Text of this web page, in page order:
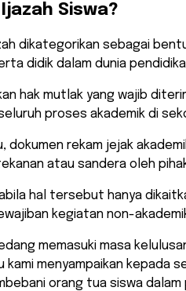
Siswa?
dikategorikan sebagai
didik dalam dunia
hak mutlak yang wajib
proses akademik di
dokumen rekam jejak
atau sandera oleh
hal tersebut hanya
kegiatan non-
memasuki masa
kami menyampaikan kepada
orang tua siswa